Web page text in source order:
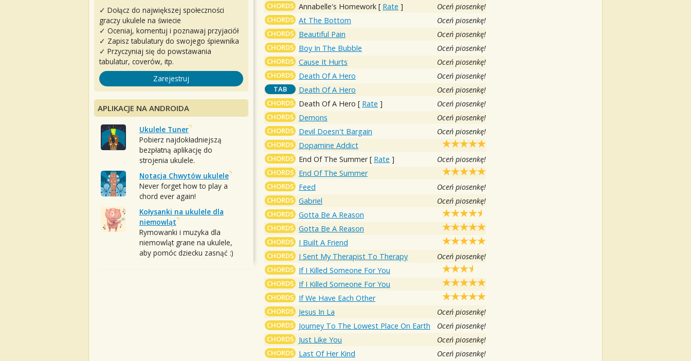
CHORDS Annabelle's Homework [ Rate ] Oceń piosenkę!
CHORDS At The Bottom Oceń piosenkę!
CHORDS Beautiful Pain Oceń piosenkę!
CHORDS Boy In The Bubble Oceń piosenkę!
CHORDS Cause It Hurts Oceń piosenkę!
CHORDS Death Of A Hero Oceń piosenkę!
TAB Death Of A Hero Oceń piosenkę!
CHORDS Death Of A Hero [ Rate ] Oceń piosenkę!
CHORDS Demons Oceń piosenkę!
CHORDS Devil Doesn't Bargain Oceń piosenkę!
CHORDS Dopamine Addict
CHORDS End Of The Summer[ Rate ] Oceń piosenkę!
CHORDS End Of The Summer
CHORDS Feed Oceń piosenkę!
CHORDS Gabriel Oceń piosenkę!
CHORDS Gotta Be A Reason
CHORDS Gotta Be A Reason
CHORDS I Built A Friend
CHORDS I Sent My Therapist To Therapy Oceń piosenkę!
CHORDS If I Killed Someone For You
CHORDS If I Killed Someone For You
CHORDS If We Have Each Other
CHORDS Jesus In La Oceń piosenkę!
CHORDS Journey To The Lowest Place On Earth Oceń piosenkę!
CHORDS Just Like You Oceń piosenkę!
CHORDS Last Of Her Kind Oceń piosenkę!
✓ Dołącz do największej społeczności
graczy ukulele na świecie
✓ Oceniaj, komentuj i poznawaj przyjaciół
✓ Zapisz tabulatury do swojego śpiewnika
✓ Przyczyniaj się do powstawania
tabulatur, coverów, itp.
Zarejestruj
APLIKACJE NA ANDROIDA
Ukulele Tuner
Pobierz najdokładniejszą
bezpłatną aplikację do
strojenia ukulele.
Notacja Chwytów ukulele
Never forget how to play a
chord ever again!
Kołysanki na ukulele dla
niemowląt
Rymowanki i muzyka dla
niemowląt grane na ukulele,
aby pomóc dziecku zasnąć :)